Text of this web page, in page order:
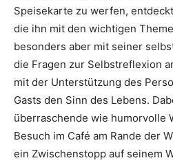
Speisekarte zu werfen,
die ihn mit den wichtigen
besonders aber mit seiner
die Fragen zur Selbstreflexion
mit der Unterstützung des
Gasts den Sinn des Lebens.
überraschende wie humorvolle
Besuch im Café am Rande der
ein Zwischenstopp auf seinem